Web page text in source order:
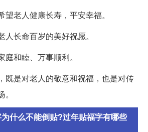
老人健康长寿，平安幸福。
长命百岁的美好祝愿。
和睦、万事顺利。
既是对老人的敬意和祝福，也是对传
什么不能倒贴?过年贴福字有哪些